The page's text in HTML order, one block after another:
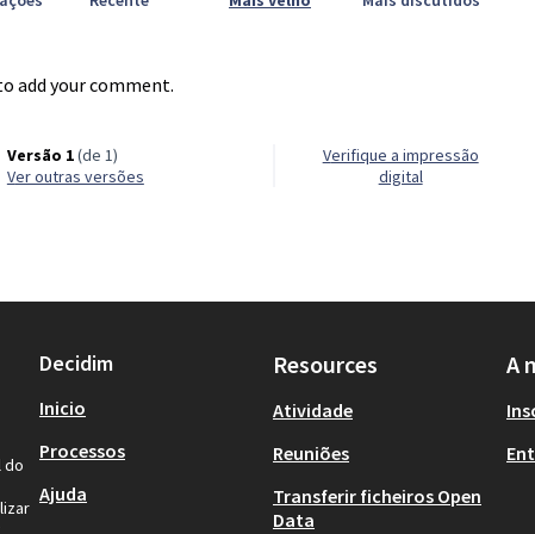
add your comment.
Versão 1(de 1)
ver outras versões
Verifique a impressão
digital
do
Decidim
Inicio
Processos
Ajuda
Resources
Atividade
Reuniões
Transferir ficheiros Open
Data
A